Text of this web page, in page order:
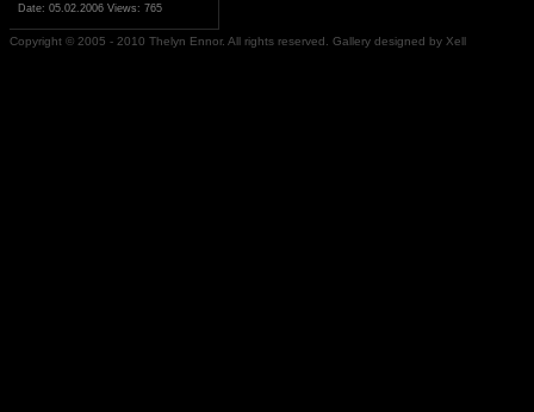
Date: 05.02.2006 Views: 765
Copyright © 2005 - 2010 Thelyn Ennor. All rights reserved. Gallery designed by Xell